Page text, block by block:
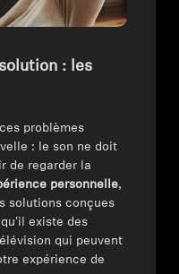
: les
problèmes
: le son ne doit
de regarder la
personnelle,
solutions conçues
existe des
qui peuvent
expérience de